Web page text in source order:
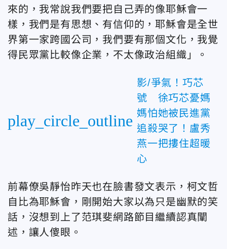
來的，我常說我們要把自己弄的像耶穌會一
樣，我們是有思想、有信仰的，耶穌會是全世
界第一家跨國公司，我們要有那個文化，我覺
得民眾黨比較像企業，不太像政治組織」。
play_circle_outline
影/爭氣！巧芯
號 徐巧芯憂媽
媽怕她被民進黨
追殺哭了！盧秀
燕一把摟住超暖
心
前幕僚吳靜怡昨天也在臉書發文表示，柯文哲
自比為耶穌會，剛開始大家以為只是幽默的笑
話，沒想到上了范琪斐網路節目繼續認真闡
述，讓人傻眼。